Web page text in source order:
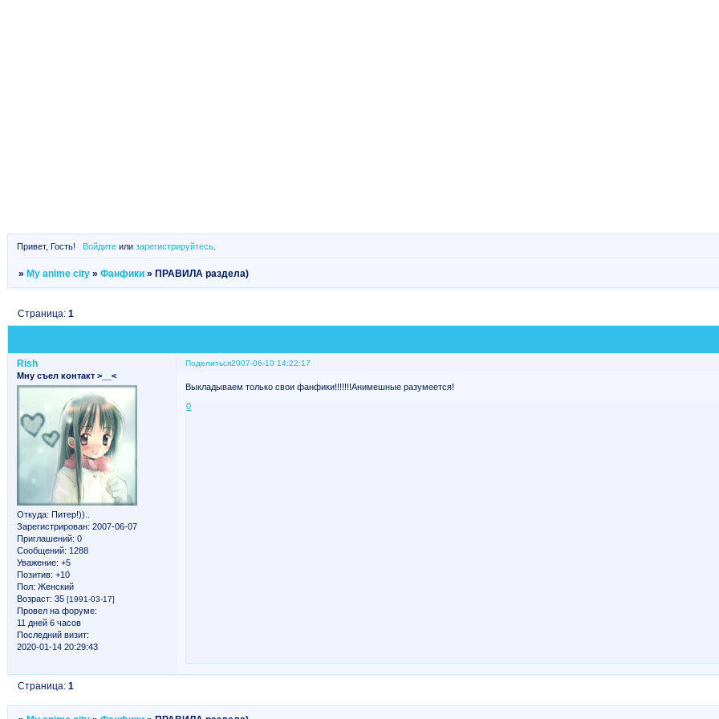
Привет, Гость! Войдитеили зарегистрируйтесь.
» My anime city » Фанфики » ПРАВИЛА раздела)
Страница: 1
Поделиться2007-06-10 14:22:17
Rish
Мну съел контакт >__<
Откуда: Питер!))..
Зарегистрирован: 2007-06-07
Приглашений: 0
Сообщений: 1288
Уважение: +5
Позитив: +10
Пол: Женский
Возраст: 35[1991-03-17]
Провел на форуме:
11 дней 6 часов
Последний визит:
2020-01-14 20:29:43
Выкладываем только свои фанфики!!!!!!!Анимешные разумеется!
0
Страница: 1